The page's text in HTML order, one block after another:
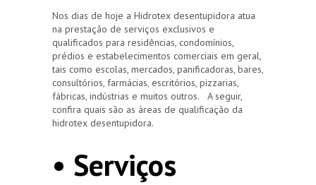
Nos dias de hoje a Hidrotex desentupidora atua
na prestação de serviços exclusivos e
qualificados para residências, condomínios,
prédios e estabelecimentos comerciais em geral,
tais como escolas, mercados, panificadoras, bares,
consultórios, farmácias, escritórios, pizzarias,
fábricas, indústrias e muitos outros. A seguir,
confira quais são as áreas de qualificação da
hidrotex desentupidora.
• Serviços